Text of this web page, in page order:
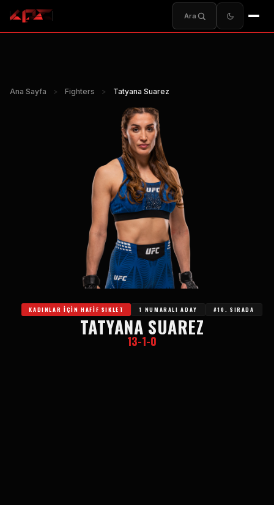
Ara
Ana Sayfa > Fighters > Tatyana Suarez
KADINLAR IÇIN HAFIF SIKLET 1 NUMARALI ADAY #10. SIRADA
TATYANA SUAREZ
13-1-0